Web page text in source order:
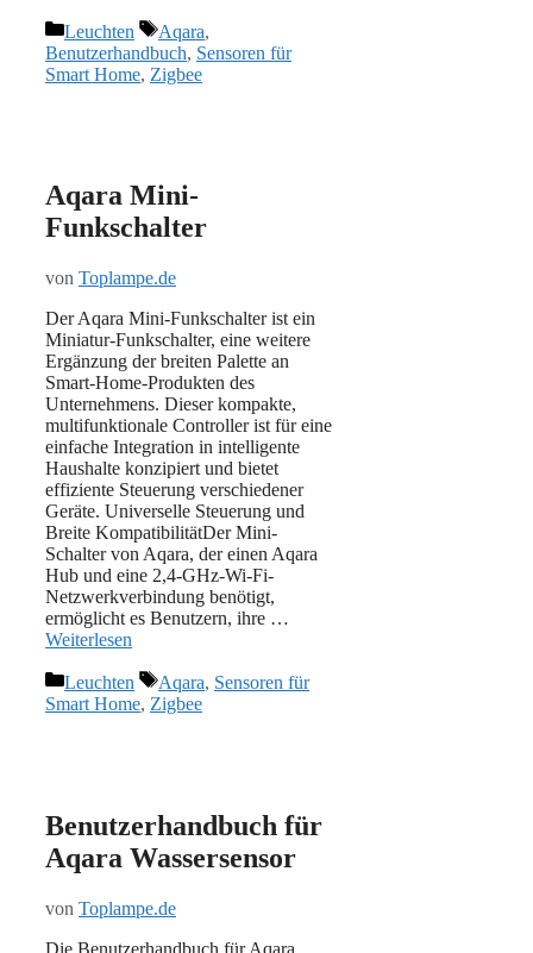
Kategorien
Leuchten Schlagwörter
Aqara,
Benutzerhandbuch, Sensoren für
Smart Home, Zigbee
Aqara Mini-
Funkschalter
von Toplampe.de
Der Aqara Mini-Funkschalter ist ein
Miniatur-Funkschalter, eine weitere
Ergänzung der breiten Palette an
Smart-Home-Produkten des
Unternehmens. Dieser kompakte,
multifunktionale Controller ist für eine
einfache Integration in intelligente
Haushalte konzipiert und bietet
effiziente Steuerung verschiedener
Geräte. Universelle Steuerung und
Breite KompatibilitätDer Mini-
Schalter von Aqara, der einen Aqara
Hub und eine 2,4-GHz-Wi-Fi-
Netzwerkverbindung benötigt,
ermöglicht es Benutzern, ihre …
Weiterlesen
Kategorien
Leuchten Schlagwörter
Aqara, Sensoren für
Smart Home, Zigbee
Benutzerhandbuch für
Aqara Wassersensor
von Toplampe.de